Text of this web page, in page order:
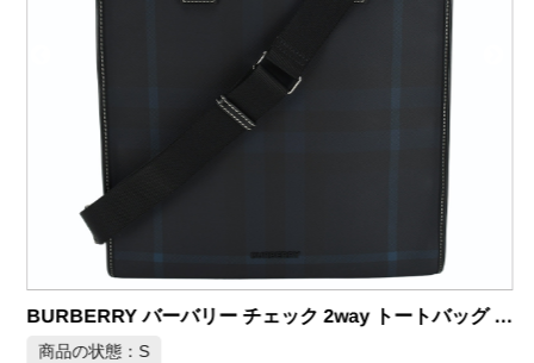
BURBERRY バーバリー チェック 2way トートバッグ 8059457
商品の状態：S